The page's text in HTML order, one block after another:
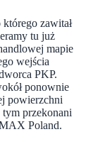
zawitał
tu już
mapie
wejścia
PKP.
ponownie
powierzchni
tym przekonani
Poland.